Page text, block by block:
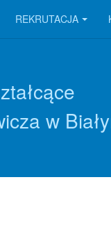
REKRUTACJA
w